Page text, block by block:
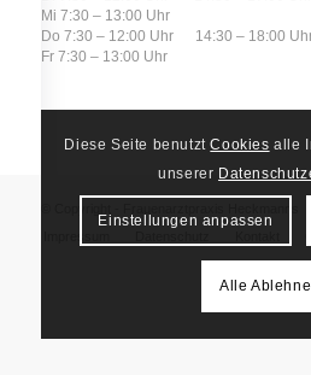
Mi 7:30 – 13:00 Uhr
Do 7:30 – 12:00 Uhr 14:30 – 18:00
Fr 7:30 – 13:00 Uhr
Diese Seite benutztCookies alle
unserer
Einstellungen anpassen
Alle